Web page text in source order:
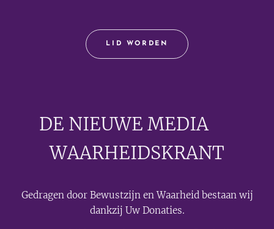
LID WORDEN
DE NIEUWE MEDIA🟣
WAARHEIDSKRANT
Gedragen door Bewustzijn en Waarheid bestaan wij
dankzij Uw Donaties.